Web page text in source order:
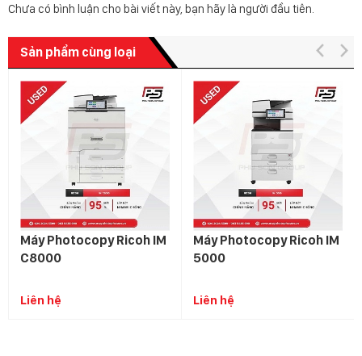
Chưa có bình luận cho bài viết này, bạn hãy là người đầu tiên.
Sản phẩm cùng loại
Máy Photocopy Ricoh IM
C8000
Liên hệ
Máy Photocopy Ricoh IM
5000
Liên hệ